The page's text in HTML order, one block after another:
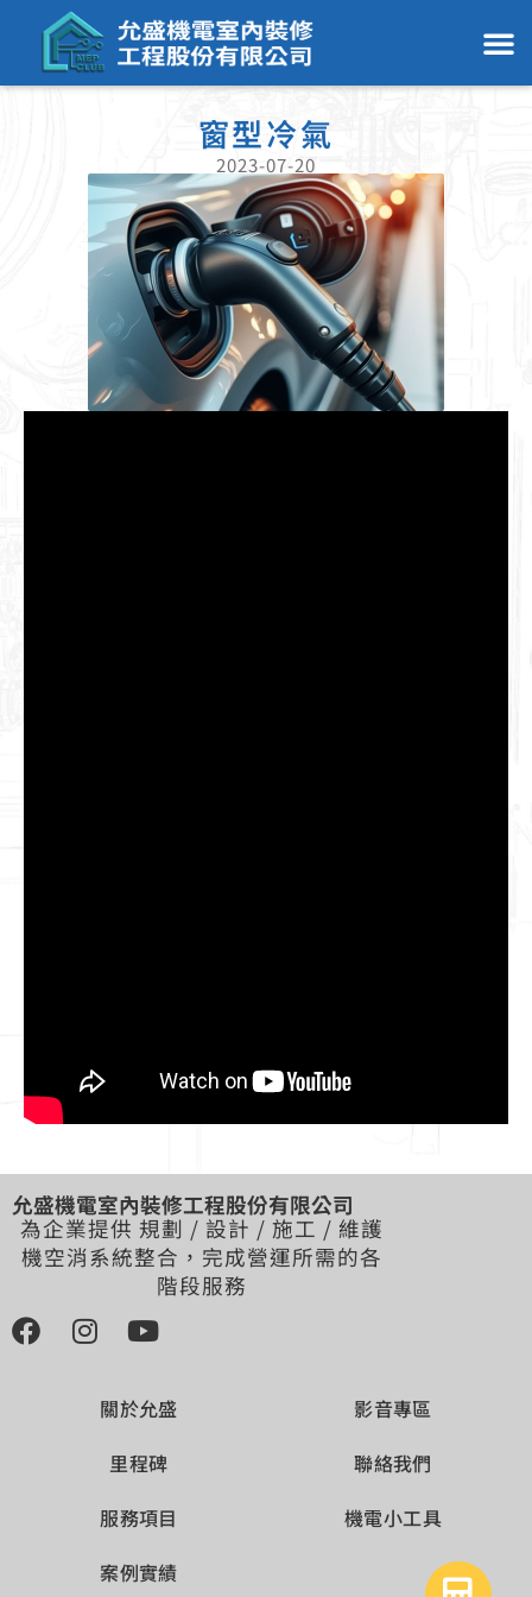
窗型冷氣
2023-07-20
允盛機電室內裝修工程股份有限公司
為企業提供 規劃 / 設計 / 施工 / 維護
機空消系統整合，完成營運所需的各
階段服務
關於允盛
里程碑
服務項目
案例實績
影音專區
聯絡我們
機電小工具